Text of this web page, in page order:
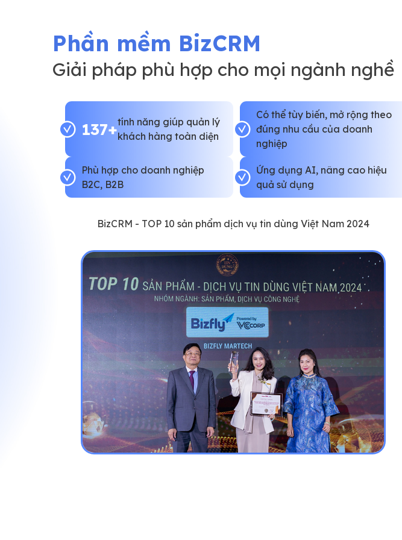
Phần mềm BizCRM
Giải pháp phù hợp cho mọi ngành nghề
137+tính năng giúp quản lý
khách hàng toàn diện
Có thể tùy biến, mở rộng theo
đúng nhu cầu của doanh
nghiệp
Phù hợp cho doanh nghiệp
B2C, B2B
Ứng dụng AI, nâng cao hiệu
quả sử dụng
BizCRM - TOP 10 sản phẩm dịch vụ tin dùng Việt Nam 2024